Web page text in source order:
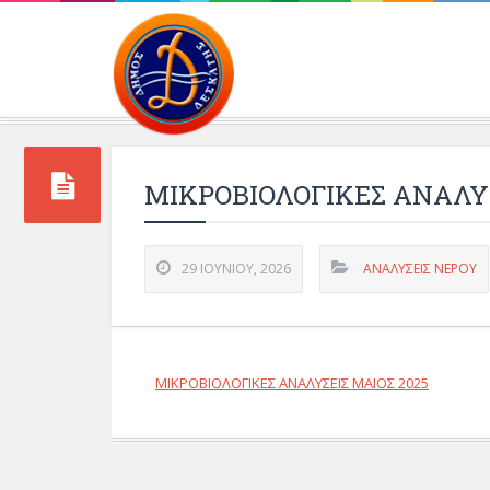
ΜΙΚΡΟΒΙΟΛΟΓΙΚΕΣ
29 ΙΟΥΝΊΟΥ, 2026 ΑΝΑΛΥΣΕΙΣ ΝΕΡΟΥ
ΜΙΚΡΟΒΙΟΛΟΓΙΚΕΣ ΑΝΑΛΥΣΕΙΣ ΜΑΙΟΣ 2025